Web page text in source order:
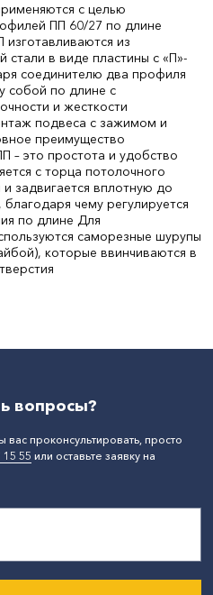
с целью
ПП 60/27 по длине
из
стали в виде пластины с «П»-
соединителю два профиля
собой по длине с
и жесткости
подвеса с зажимом и
преимущество
– это простота и удобство
с торца потолочного
задвигается вплотную до
чему регулируется
по длине Для
саморезные шурупы
которые ввинчиваются в
вопросы?
проконсультировать, просто
15 55 или оставьте заявку на